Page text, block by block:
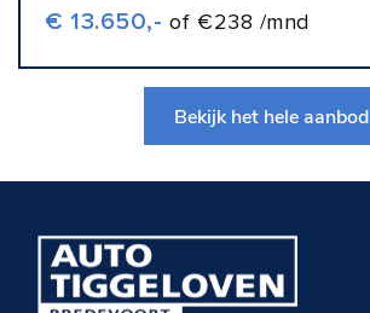
€ 13.650,- of €238 /mnd
Bekijk het hele aanbod